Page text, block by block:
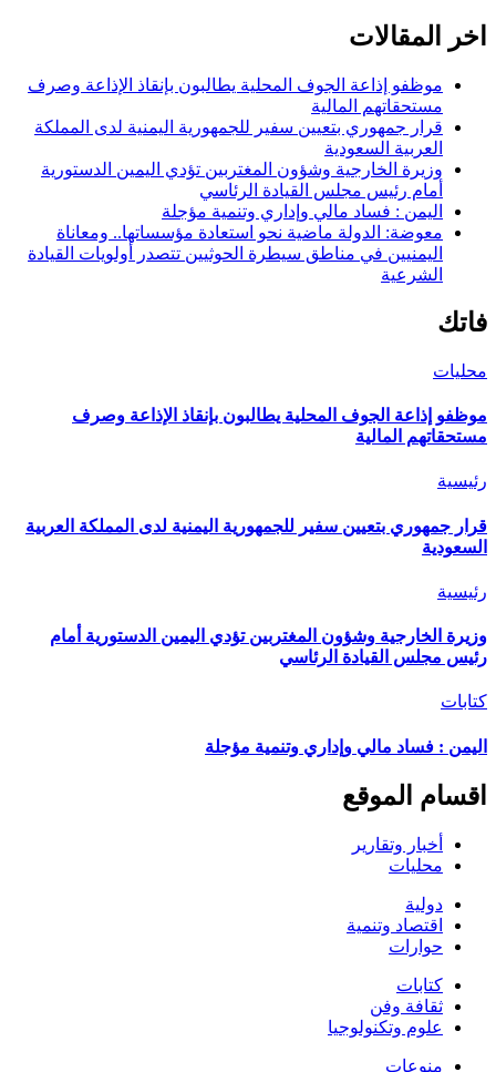
اخر المقالات
موظفو إذاعة الجوف المحلية يطالبون بإنقاذ الإذاعة وصرف
مستحقاتهم المالية
قرار جمهوري بتعيين سفير للجمهورية اليمنية لدى المملكة
العربية السعودية
وزيرة الخارجية وشؤون المغتربين تؤدي اليمين الدستورية
أمام رئيس مجلس القيادة الرئاسي
اليمن : فساد مالي وإداري وتنمية مؤجلة
معوضة: الدولة ماضية نحو استعادة مؤسساتها.. ومعاناة
اليمنيين في مناطق سيطرة الحوثيين تتصدر أولويات القيادة
الشرعية
فاتك
محليات
موظفو إذاعة الجوف المحلية يطالبون بإنقاذ الإذاعة وصرف
مستحقاتهم المالية
رئيسية
قرار جمهوري بتعيين سفير للجمهورية اليمنية لدى المملكة العربية
السعودية
رئيسية
وزيرة الخارجية وشؤون المغتربين تؤدي اليمين الدستورية أمام
رئيس مجلس القيادة الرئاسي
كتابات
اليمن : فساد مالي وإداري وتنمية مؤجلة
اقسام الموقع
أخبار وتقارير
محليات
دولية
اقتصاد وتنمية
حوارات
كتابات
ثقافة وفن
علوم وتكنولوجيا
منوعات